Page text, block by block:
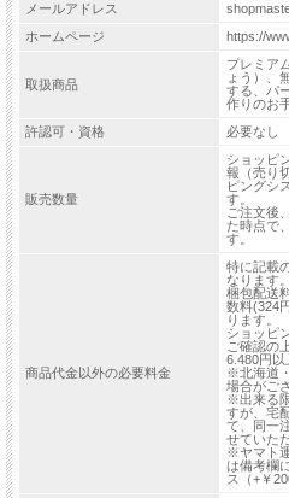
メールアドレス
ホームページ
https://
取扱商品
プレミア
ょう）、
する、パ
作りのお
許認可・資格
必要なし
販売数量
ショッピ
報（売り
ピングシ
す。
ご注文後
た時点で
す。
商品代金以外の必要料金
特に記載
なります。
梱包配送
数料(324
ります。
ショッピ
ご確認の
6.480円
※北海道
場合がご
※出来る
すが、宅
て、同一
せていた
※ヤマト
は備考欄
ス（+￥